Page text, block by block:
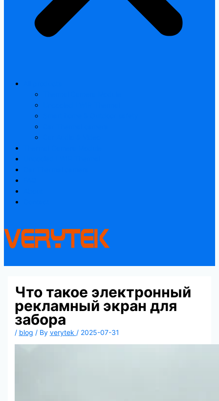
Что такое электронный
рекламный экран для
забора
/ blog / By verytek / 2025-07-31